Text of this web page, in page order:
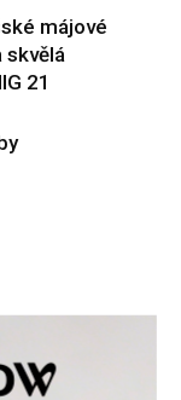
májové
skvělá
21